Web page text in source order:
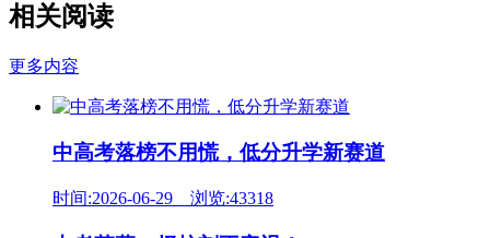
相关阅读
更多内容
中高考落榜不用慌，低分升学新赛道
时间:2026-06-29 浏览:43318